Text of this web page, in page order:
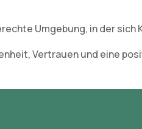
Umgebung, in der sich
Vertrauen und eine